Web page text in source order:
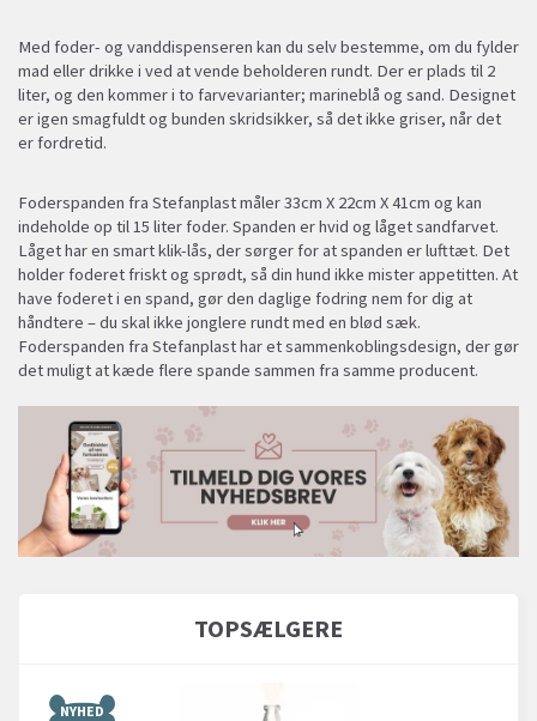
Med foder- og vanddispenseren kan du selv bestemme, om du fylder
mad eller drikke i ved at vende beholderen rundt. Der er plads til 2
liter, og den kommer i to farvevarianter; marineblå og sand. Designet
er igen smagfuldt og bunden skridsikker, så det ikke griser, når det
er fordretid.
Foderspanden fra Stefanplast måler 33cm X 22cm X 41cm og kan
indeholde op til 15 liter foder. Spanden er hvid og låget sandfarvet.
Låget har en smart klik-lås, der sørger for at spanden er lufttæt. Det
holder foderet friskt og sprødt, så din hund ikke mister appetitten. At
have foderet i en spand, gør den daglige fodring nem for dig at
håndtere – du skal ikke jonglere rundt med en blød sæk.
Foderspanden fra Stefanplast har et sammenkoblingsdesign, der gør
det muligt at kæde flere spande sammen fra samme producent.
TOPSÆLGERE
NYHED